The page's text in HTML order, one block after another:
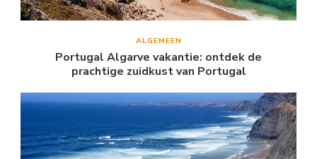
ALGEMEEN
Portugal Algarve vakantie: ontdek de
prachtige zuidkust van Portugal